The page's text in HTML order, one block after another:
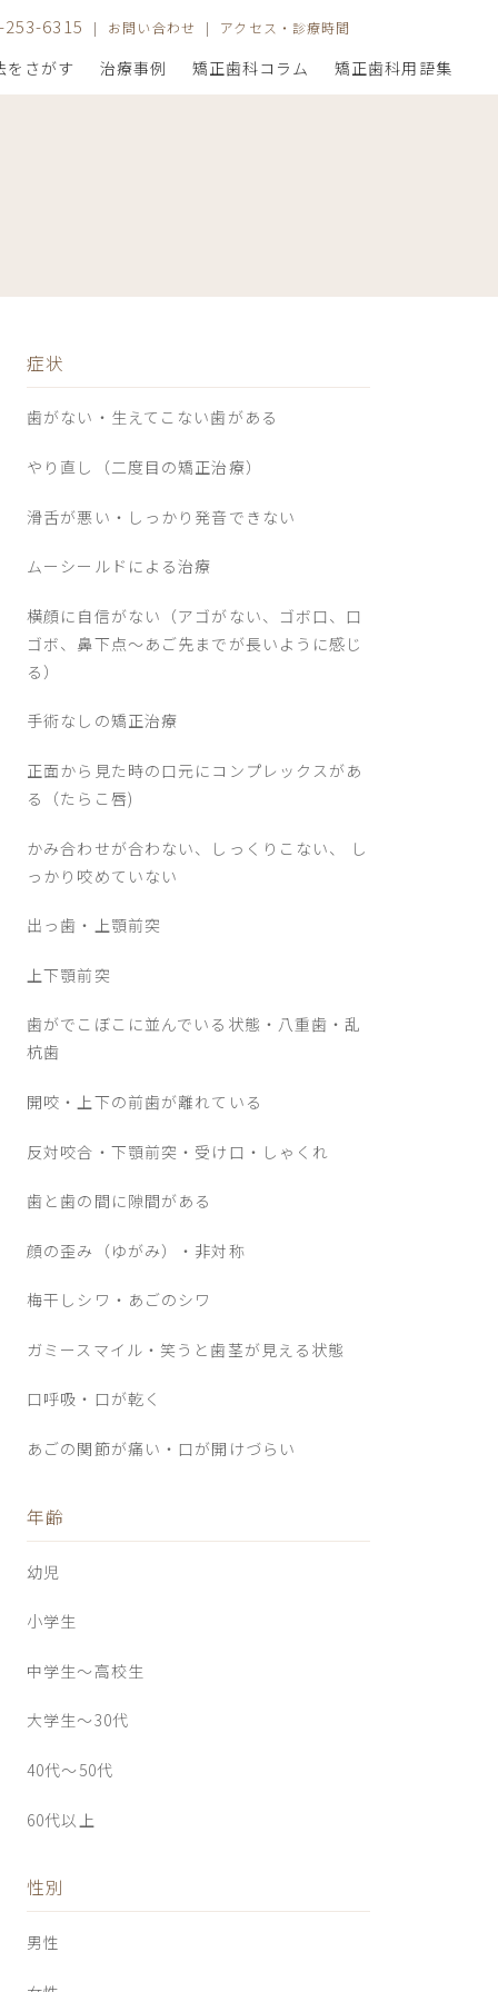
6315 お問い合わせ アクセス・診療時間
をさがす 治療事例 矯正歯科コラム 矯正歯科用語集
症状
歯がない・生えてこない歯がある
やり直し（二度目の矯正治療）
滑舌が悪い・しっかり発音できない
ムーシールドによる治療
横顔に自信がない（アゴがない、ゴボ口、口
ゴボ、鼻下点～あご先までが長いように感じ
る）
手術なしの矯正治療
正面から見た時の口元にコンプレックスがあ
る（たらこ唇)
かみ合わせが合わない、しっくりこない、 し
っかり咬めていない
出っ歯・上顎前突
上下顎前突
歯がでこぼこに並んでいる状態・八重歯・乱
杭歯
開咬・上下の前歯が離れている
反対咬合・下顎前突・受け口・しゃくれ
歯と歯の間に隙間がある
顔の歪み（ゆがみ）・非対称
梅干しシワ・あごのシワ
ガミースマイル・笑うと歯茎が見える状態
口呼吸・口が乾く
あごの関節が痛い・口が開けづらい
年齢
幼児
小学生
中学生〜高校生
大学生〜30代
40代〜50代
60代以上
性別
男性